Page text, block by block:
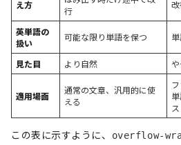
え方
行
改
英単語の
扱い
可能な限り単語を保つ
見た目 より自然
適用場面
通常の文章、汎用的に使
える
この表に示すように、 overflow-